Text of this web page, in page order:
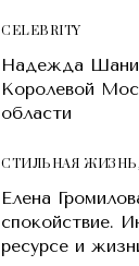
CELEBRITY
Надежда
Королевой
области
СТИЛЬНАЯ ЖИЗНЬ,
Елена
спокойствие.
ресурсе и